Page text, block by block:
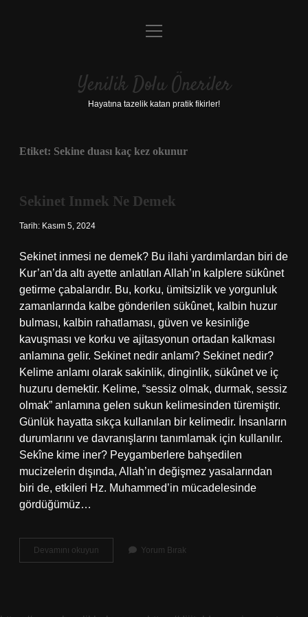
Anasayfa
Yasal Uyarı
menüyü
Yenilik Dolu Öneriler
Hayatına tazelik katan pratik fikirler!
Etiket: Sekine duası kaç kez okunur
Sekinet Inmek Ne Demek
Tarih: Kasım 5, 2024
Sekinet inmesi ne demek? Bu ilahi yardımlardan biri de
Kur’an’da altı ayette anlatılan Allah’ın kalplere sükûnet
getirme çabalarıdır. Bu, korku, ümitsizlik ve yorgunluk
zamanlarında kalbe gönderilen sükûnet, kalbin huzur
bulması, kalbin rahatlaması, güven ve kesinliğe
kavuşması ve korku ve ajitasyonun ortadan kalkması
anlamına gelir. Sekinet nedir anlamı? Sekinet nedir?
Kelime anlamı olarak sakinlik, dinginlik, sükûnet ve iç
huzuru demektir. Kelime, “sessiz olmak, durmak, sessiz
olmak” anlamına gelen sukun kelimesinden türemiştir.
Günlük hayatta sıkça kullanılan bir kelimedir. İnsanların
durumlarını ve davranışlarını tanımlamak için kullanılır.
Sekîne kime iner? Peygamberlere bahşedilen
mucizelerin dışında, Allah’ın değişmez yasalarından
biri de, etkileri Hz. Muhammed’in mücadelesinde
gördüğümüz…
Devamını okuyun
Inmek
Yorum Bırak